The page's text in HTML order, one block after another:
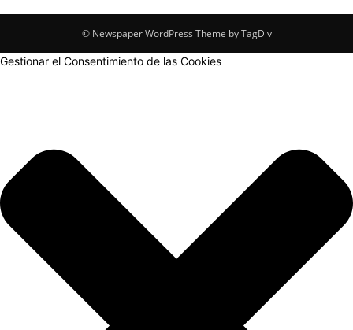
© Newspaper WordPress Theme by TagDiv
Gestionar el Consentimiento de las Cookies